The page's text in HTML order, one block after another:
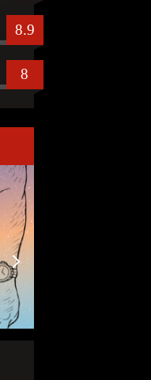
8.9
8